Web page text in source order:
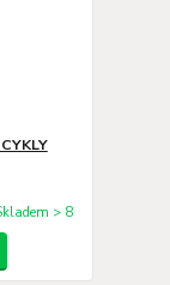
> 8